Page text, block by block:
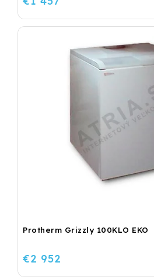
Protherm Grizzly 100KLO EKO
€2 952